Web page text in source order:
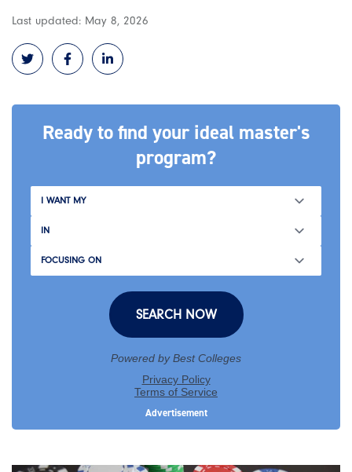
Last updated: May 8, 2026
Ready to find your ideal master's
program?